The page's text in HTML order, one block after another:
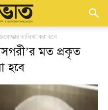
তালিকা করা হবে
মত প্রকৃত
হবে